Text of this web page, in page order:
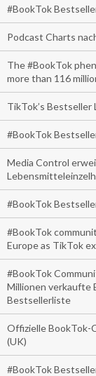
#BookTok
Podcast Charts
The #BookTok
more than 116
TikTok’s
#BookTok
Media Control
#BookTok
#BookTok
Europe as TikTok
#BookTok
Millionen verkaufte
Bestsellerliste
Offizielle BookTok-
(UK)
#BookTok